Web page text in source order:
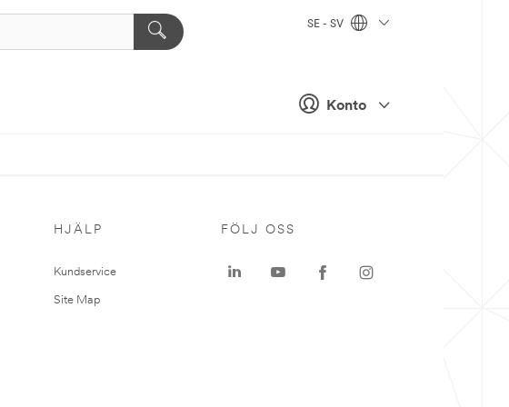
Konto
SE - SV
HJÄLP
Kundservice
Site Map
FÖLJ OSS